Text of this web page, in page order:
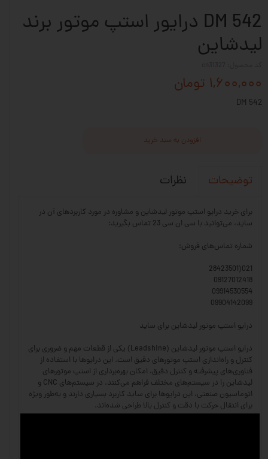
DM 542 درایور استپ موتور برند
لیدشاین
۱,۶۰۰,۰۰۰ تومان
DM 542
افزودن به سبد خرید
توضیحات نظرات
برای خرید درایو استپ موتور لیدشاین و مشاوره در مورد کاربردهای آن در
ساید، می‌توانید با سی ان سی 23 تماس بگیرید:
شماره تماس‌های فروش:
021(28423501
09127012418
09914530554
09904142099
درایو استپ موتور لیدشاین برای ساید
درایو استپ موتور لیدشاین (Leadshine) یکی از قطعات مهم و ضروری برای
کنترل و راه‌اندازی استپ موتورهای دقیق است. این درایوها با استفاده از
فناوری‌های پیشرفته و کنترل دقیق، امکان بهره‌برداری از استپ موتورهای
لیدشاین را در سیستم‌های مختلف فراهم می‌کنند. در سیستم‌های CNC و
اتوماسیون صنعتی، این درایوها برای ساید کاربرد بسیاری دارند و به‌طور ویژه
برای انتقال حرکت با دقت و کنترل بالا طراحی شده‌اند.